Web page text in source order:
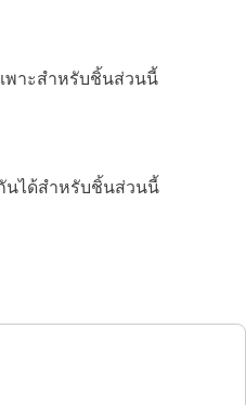
พาะสำหรับชิ้นส่วนนี้
นได้สำหรับชิ้นส่วนนี้